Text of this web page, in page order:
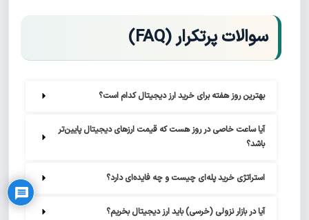
سوالات پرتکرار (FAQ)
بهترین روز هفته برای خرید ارز دیجیتال کدام است؟
باشد؟
استراتژی خرید پله‌ای چیست و چه فایده‌ای دارد؟
آیا در بازار نزولی (خرسی) باید ارز دیجیتال بخریم؟
Privacy Policy